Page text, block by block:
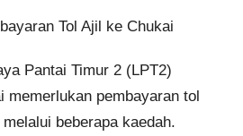
Pantai Timur 2 (LPT2)
memerlukan pembayaran tol
beberapa kaedah.